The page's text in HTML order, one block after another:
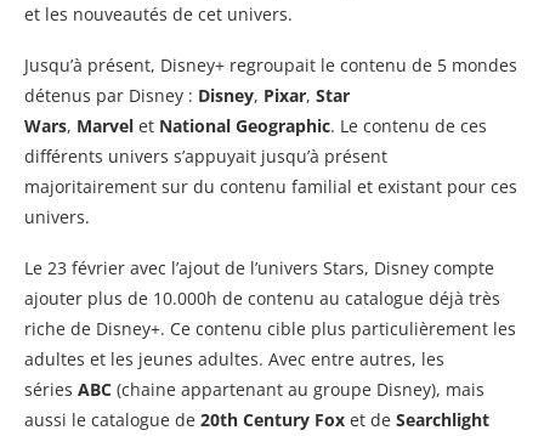
et les nouveautés de cet univers.
Jusqu’à présent, Disney+ regroupait le contenu de 5 mondes
détenus par Disney : Disney, Pixar, Star
Wars, Marvel et National Geographic. Le contenu de ces
différents univers s’appuyait jusqu’à présent
majoritairement sur du contenu familial et existant pour ces
univers.
Le 23 février avec l’ajout de l’univers Stars, Disney compte
ajouter plus de 10.000h de contenu au catalogue déjà très
riche de Disney+. Ce contenu cible plus particulièrement les
adultes et les jeunes adultes. Avec entre autres, les
séries ABC (chaine appartenant au groupe Disney), mais
aussi le catalogue de 20th Century Fox et de Searchlight